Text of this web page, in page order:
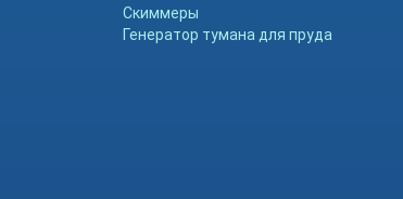
Скиммеры
Генератор тумана для пруда